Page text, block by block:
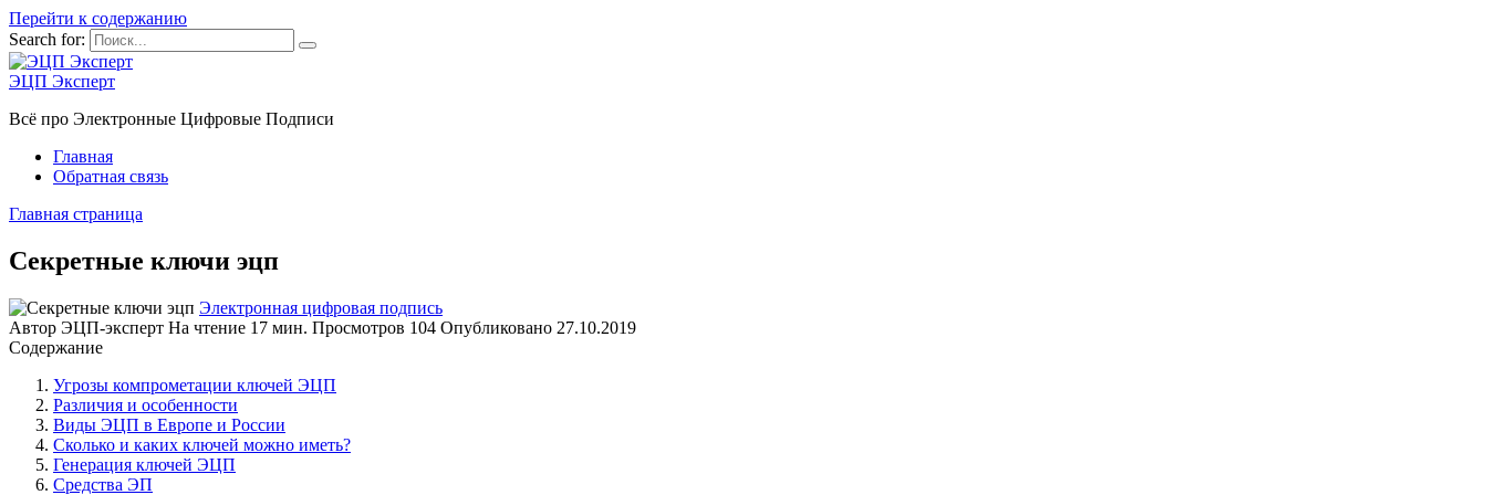
Перейти к содержанию
Search for:
ЭЦП Эксперт
Всё про Электронные Цифровые Подписи
Главная
Обратная связь
Главная страница
Секретные ключи эцп
Электронная цифровая подпись
Автор ЭЦП-эксперт На чтение 17 мин. Просмотров 104 Опубликовано 27.10.2019
Содержание
Угрозы компрометации ключей ЭЦП
Различия и особенности
Виды ЭЦП в Европе и России
Сколько и каких ключей можно иметь?
Генерация ключей ЭЦП
Средства ЭП